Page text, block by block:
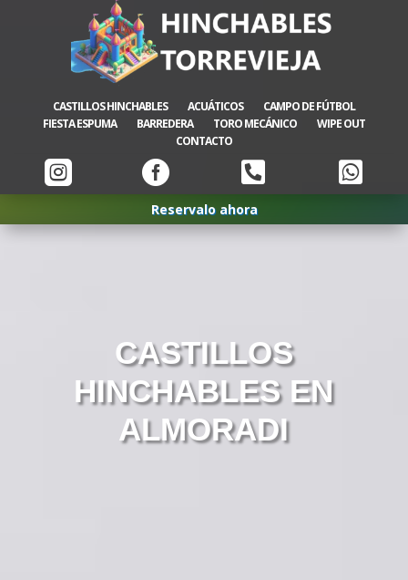
CASTILLOS HINCHABLES ACUÁTICOS
CAMPO DE FÚTBOL
FIESTA ESPUMA
BARREDERA TORO MECÁNICO
WIPE OUT
CONTACTO
   
Reservalo ahora
CASTILLOS
HINCHABLES EN
ALMORADI